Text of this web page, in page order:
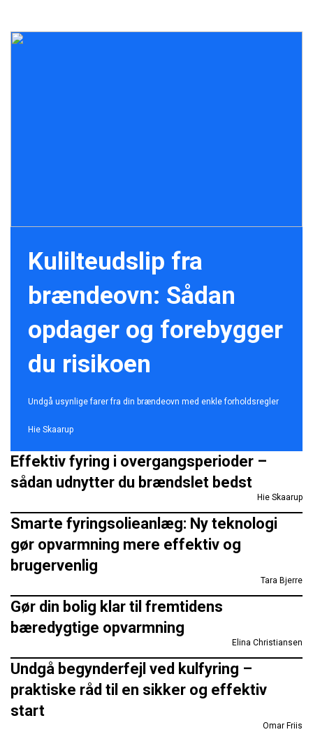
Kulilteudslip fra
brændeovn: Sådan
opdager og forebygger
du risikoen
Undgå usynlige farer fra din brændeovn med enkle forholdsregler
Hie Skaarup
Effektiv fyring i overgangsperioder –
sådan udnytter du brændslet bedst
Hie Skaarup
Smarte fyringsolieanlæg: Ny teknologi
gør opvarmning mere effektiv og
brugervenlig
Tara Bjerre
Gør din bolig klar til fremtidens
bæredygtige opvarmning
Elina Christiansen
Undgå begynderfejl ved kulfyring –
praktiske råd til en sikker og effektiv
start
Omar Friis